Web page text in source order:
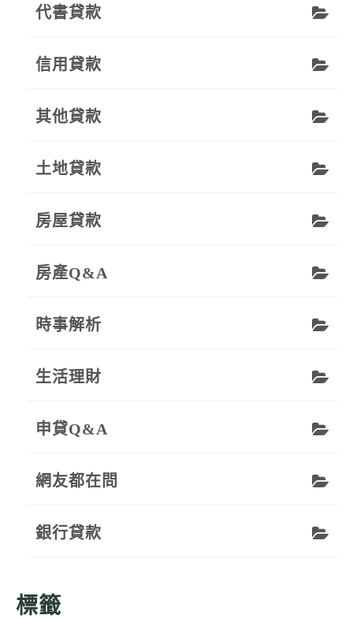
代書貸款
信用貸款
其他貸款
土地貸款
房屋貸款
房產Q&A
時事解析
生活理財
申貸Q&A
網友都在問
銀行貸款
標籤